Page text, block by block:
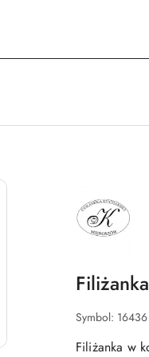
MIEROSZÓW
Symbol: 16436
Filiżanka w